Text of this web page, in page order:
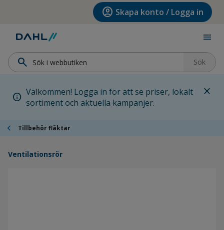
Hoppa till huvudinnehållet account_circle Skapa konto / Logga in
menu
search Sök
info Välkommen! Logga in för att se priser, lokalt
sortiment och aktuella kampanjer.
close
chevron_left Tillbehör fläktar
Ventilationsrör